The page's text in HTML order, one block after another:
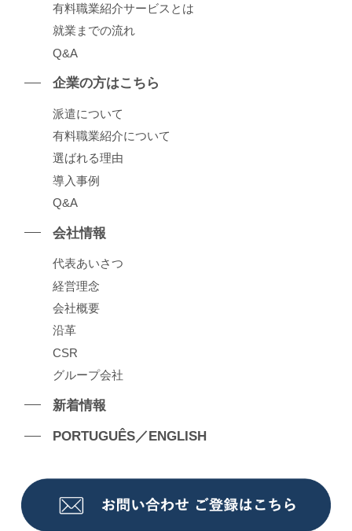
有料職業紹介サービスとは
就業までの流れ
Q&A
企業の⽅はこちら
派遣について
有料職業紹介について
選ばれる理由
導⼊事例
Q&A
会社情報
代表あいさつ
経営理念
会社概要
沿⾰
CSR
グループ会社
新着情報
PORTUGUÊS／ENGLISH